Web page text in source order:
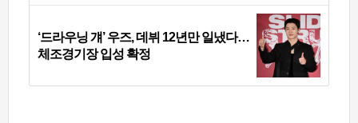
‘드라우닝 걔’ 우즈, 데뷔 12년만 일냈다…
체조경기장 입성 확정